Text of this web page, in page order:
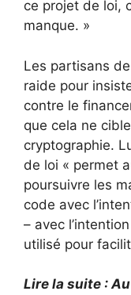
ce projet de loi,
manque. »
Les partisans
raide pour
contre le
que cela ne
cryptographie.
de loi « permet
poursuivre les
code avec
– avec
utilisé pour
Lire la suite :